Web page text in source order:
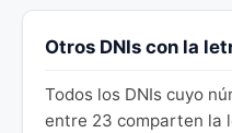
Otros DNIs con la
Todos los DNIs cuyo
entre 23 comparten la